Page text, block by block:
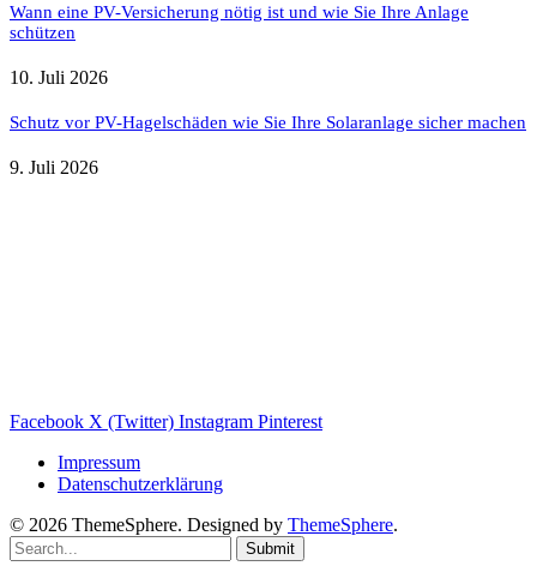
Wann eine PV-Versicherung nötig ist und wie Sie Ihre Anlage
schützen
10. Juli 2026
Schutz vor PV-Hagelschäden wie Sie Ihre Solaranlage sicher machen
9. Juli 2026
Facebook X (Twitter) Instagram Pinterest
Impressum
Datenschutzerklärung
© 2026 ThemeSphere. Designed by ThemeSphere.
Submit